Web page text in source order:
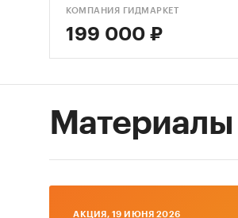
КОМПАНИЯ ГИДМАРКЕТ
199 000 ₽
Материалы
AКЦИЯ, 19 ИЮНЯ 2026